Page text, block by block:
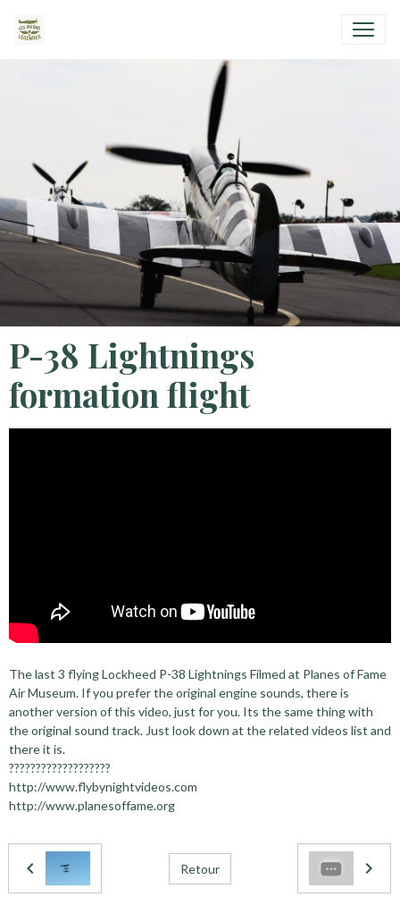
P-38 Lightnings
formation flight
The last 3 flying Lockheed P-38 Lightnings Filmed at Planes of Fame
Air Museum. If you prefer the original engine sounds, there is
another version of this video, just for you. Its the same thing with
the original sound track. Just look down at the related videos list and
there it is.
???????????????????
http://www.flybynightvideos.com
http://www.planesoffame.org
Retour